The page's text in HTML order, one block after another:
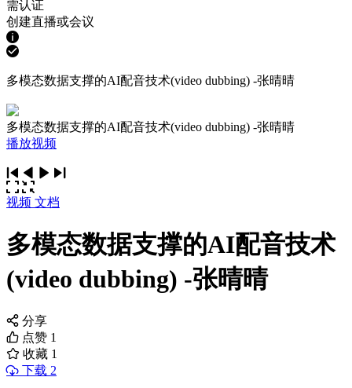
需认证
创建直播或会议
多模态数据支撑的AI配音技术(video dubbing) -张晴晴
多模态数据支撑的AI配音技术(video dubbing) -张晴晴
播放视频
视频 文档
多模态数据支撑的AI配音技术
(video dubbing) -张晴晴
分享
点赞 1
收藏 1
下载 2